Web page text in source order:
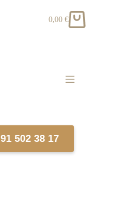
Carro
0,00€
91 502 38 17